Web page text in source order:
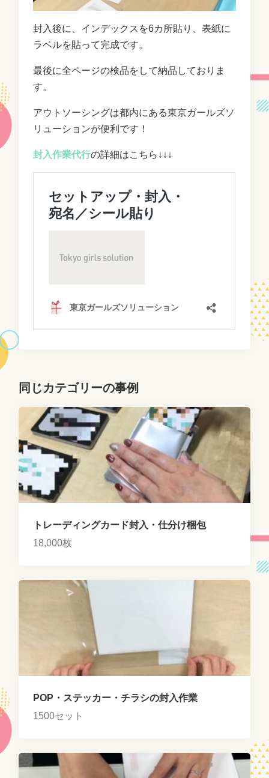
封入後に、インデックスを6カ所貼り、表紙に
ラベルを貼って完成です。
最後に全ページの検品をして納品しておりま
す。
アウトソーシングは都内にある東京ガールズソ
リューションが便利です！
封入作業代行の詳細はこちら↓↓↓
同じカテゴリーの事例
トレーディングカード封入・仕分け梱包
18,000枚
POP・ステッカー・チラシの封入作業
1500セット